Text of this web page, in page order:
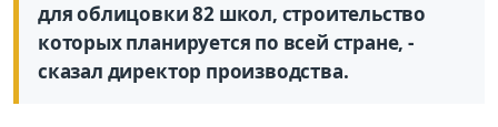
для облицовки 82 школ, строительство
которых планируется по всей стране, -
сказал директор производства.